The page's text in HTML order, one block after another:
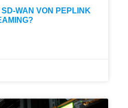
WAN VON PEPLINK